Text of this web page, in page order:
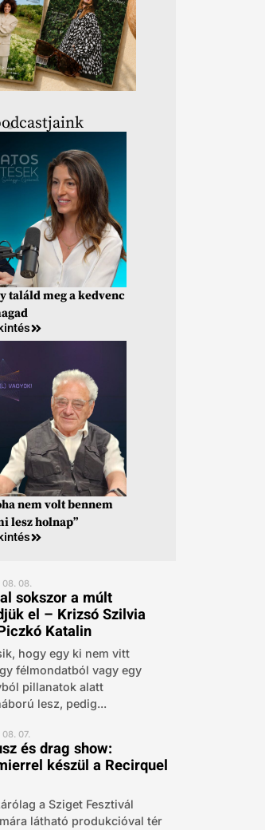
találd meg a kedvenc
nem volt bennem
lesz holnap”
08. 08.
sokszor a múlt
el – Krizsó Szilvia
Katalin
hogy egy ki nem vitt
félmondatból vagy egy
pillanatok alatt
lesz, pedig...
07.
és drag show:
készül a Recirquel
a Sziget Fesztivál
látható produkcióval tér